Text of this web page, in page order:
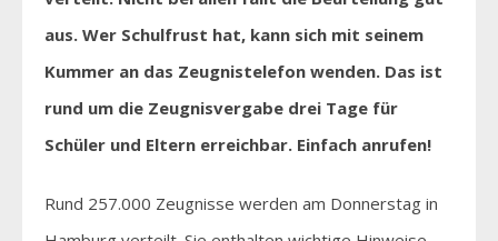
aus. Wer Schulfrust hat, kann sich mit seinem
Kummer an das Zeugnistelefon wenden. Das ist
rund um die Zeugnisvergabe drei Tage für
Schüler und Eltern erreichbar. Einfach anrufen!
Rund 257.000 Zeugnisse werden am Donnerstag in